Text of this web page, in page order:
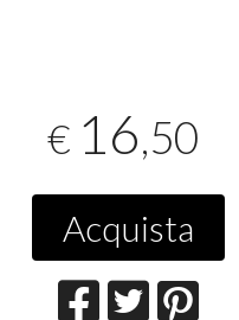
€ 16,50
Acquista